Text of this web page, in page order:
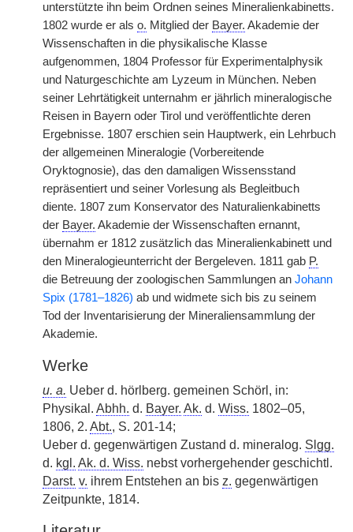
unterstützte ihn beim Ordnen seines Mineralienkabinetts.
1802 wurde er als o. Mitglied der Bayer. Akademie der
Wissenschaften in die physikalische Klasse
aufgenommen, 1804 Professor für Experimentalphysik
und Naturgeschichte am Lyzeum in München. Neben
seiner Lehrtätigkeit unternahm er jährlich mineralogische
Reisen in Bayern oder Tirol und veröffentlichte deren
Ergebnisse. 1807 erschien sein Hauptwerk, ein Lehrbuch
der allgemeinen Mineralogie (Vorbereitende
Oryktognosie), das den damaligen Wissensstand
repräsentiert und seiner Vorlesung als Begleitbuch
diente. 1807 zum Konservator des Naturalienkabinetts
der Bayer. Akademie der Wissenschaften ernannt,
übernahm er 1812 zusätzlich das Mineralienkabinett und
den Mineralogieunterricht der Bergeleven. 1811 gab P.
die Betreuung der zoologischen Sammlungen an Johann
Spix (1781–1826) ab und widmete sich bis zu seinem
Tod der Inventarisierung der Mineraliensammlung der
Akademie.
Werke
u. a. Ueber d. hörlberg. gemeinen Schörl, in:
Physikal. Abhh. d. Bayer. Ak. d. Wiss. 1802–05,
1806, 2. Abt., S. 201-14;
Ueber d. gegenwärtigen Zustand d. mineralog. Slgg.
d. kgl. Ak. d. Wiss. nebst vorhergehender geschichtl.
Darst. v. ihrem Entstehen an bis z. gegenwärtigen
Zeitpunkte, 1814.